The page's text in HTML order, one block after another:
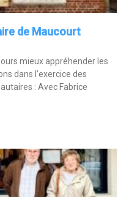
de Maucourt
mieux appréhender les
dans l’exercice des
: Avec Fabrice